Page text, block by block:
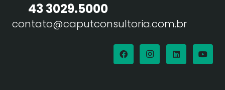
43 3029.5000
contato@caputconsultoria.com.br